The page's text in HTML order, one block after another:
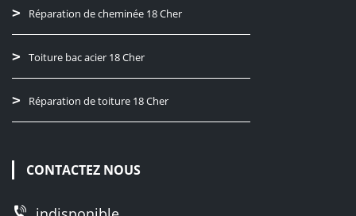
Réparation de cheminée 18 Cher
Toiture bac acier 18 Cher
Réparation de toiture 18 Cher
CONTACTEZ NOUS